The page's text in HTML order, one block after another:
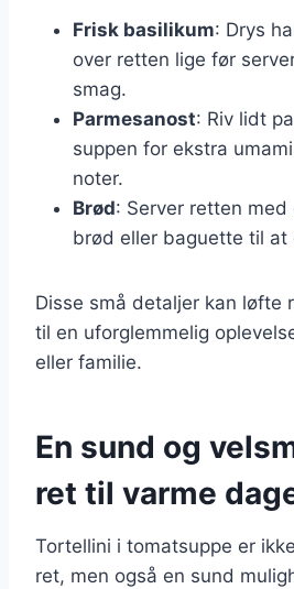
Frisk basilikum: Drys
over retten lige før
smag.
Parmesanost: Riv lidt
suppen for ekstra
noter.
Brød: Server retten
brød eller baguette til at
Disse små detaljer kan løfte
til en uforglemmelig
eller familie.
En sund og
ret til varme
Tortellini i tomatsuppe er
ret, men også en sund